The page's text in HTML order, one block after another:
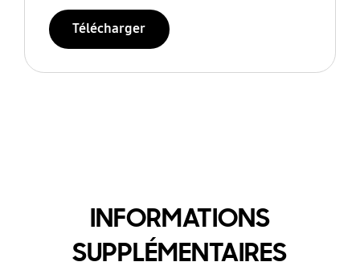
Télécharger
INFORMATIONS
SUPPLÉMENTAIRES